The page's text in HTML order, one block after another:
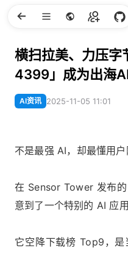
横扫拉美、力压字
4399」成为出海AI
AI资讯 2025-11-05 11:01
不是最强 AI，却最懂用户
在 Sensor Tower 发布
意到了一个特别的 AI 应
它空降下载榜 Top9，